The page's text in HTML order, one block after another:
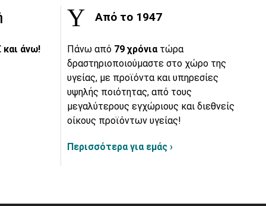
και άνω!
Από το 1947
Πάνω από 79 χρόνια τώρα
δραστηριοποιούμαστε στο χώρο της
υγείας, με προϊόντα και υπηρεσίες
υψηλής ποιότητας, από τους
μεγαλύτερους εγχώριους και διεθνείς
οίκους προϊόντων υγείας!
Περισσότερα για εμάς ›